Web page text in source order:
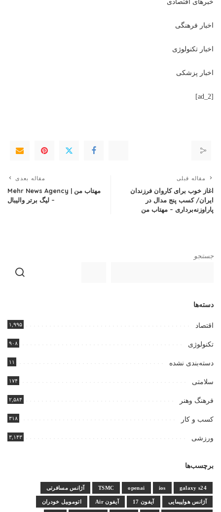
خبرهای اقتصادی
اخبار فرهنگی
اخبار تکنولوژی
اخبار پزشکی
[ad_2]
مقاله قبلی
اغاز خوب برای کاروان فرزندان
ایران/ کسب پنج مدال در
پاراوزنه‌برداری – مهتاب من
مقاله بعدی
مهتاب من | Mehr News Agency
– لیگ برتر والیبال
جستجو
دسته‌ها
اقتصاد ۱,۹۹۵
تکنولوژی ۹۰۸
دسته‌بندی نشده ۱۱
سلامتی ۱۷۴
فرهنگ وهنر ۲,۵۸۴
کسب و کار ۳۱۸
ورزشی ۳,۱۴۳
برچسب‌ها
galaxy s24
ios
openai
TSMC آژانس مسافرتی
آژانس هواپیمایی آیفون 17 آیفون Air اتوموبیل خودران